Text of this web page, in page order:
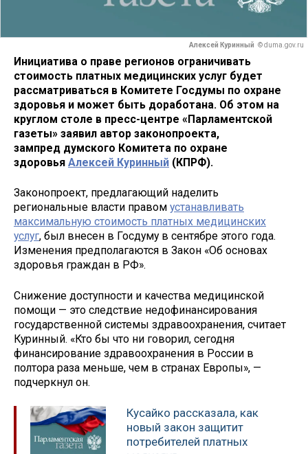
Алексей Куринный © duma.gov.ru
Инициатива о праве регионов ограничивать
стоимость платных медицинских услуг будет
рассматриваться в Комитете Госдумы по охране
здоровья и может быть доработана. Об этом на
круглом столе в пресс-центре «Парламентской
газеты» заявил автор законопроекта,
зампред думского Комитета по охране
здоровья Алексей Куринный (КПРФ).
Законопроект, предлагающий наделить
региональные власти правом устанавливать
максимальную стоимость платных медицинских
услуг, был внесен в Госдуму в сентябре этого года.
Изменения предполагаются в Закон «Об основах
здоровья граждан в РФ».
Снижение доступности и качества медицинской
помощи — это следствие недофинансирования
государственной системы здравоохранения, считает
Куринный. «Кто бы что ни говорил, сегодня
финансирование здравоохранения в России в
полтора раза меньше, чем в странах Европы», —
подчеркнул он.
Кусайко рассказала, как
новый закон защитит
потребителей платных